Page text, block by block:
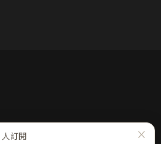
人訂閱 ×